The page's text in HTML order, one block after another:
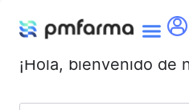
¡Hola, bienvenido de